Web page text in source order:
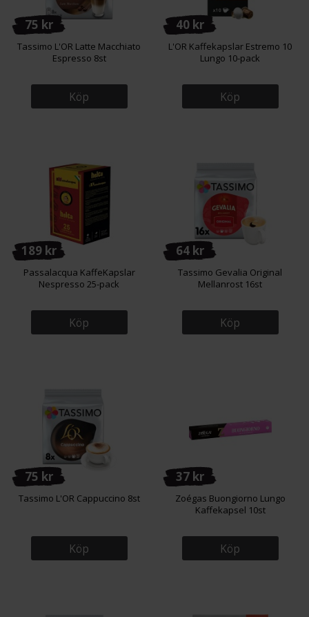
75 kr
Tassimo L'OR Latte Macchiato
Espresso 8st
Köp
40 kr
L'OR Kaffekapslar Estremo 10
Lungo 10-pack
Köp
189 kr
Passalacqua KaffeKapslar
Nespresso 25-pack
Köp
64 kr
Tassimo Gevalia Original
Mellanrost 16st
Köp
75 kr
Tassimo L'OR Cappuccino 8st
Köp
37 kr
Zoégas Buongiorno Lungo
Kaffekapsel 10st
Köp